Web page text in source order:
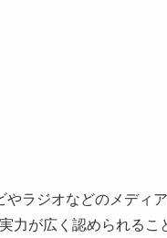
ラジオなどのメディ
力が広く認められるこ